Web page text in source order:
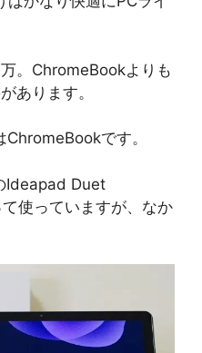
。ChromeBookよりも
あります。
です。
Ideapad Duet
使っていますが、なか